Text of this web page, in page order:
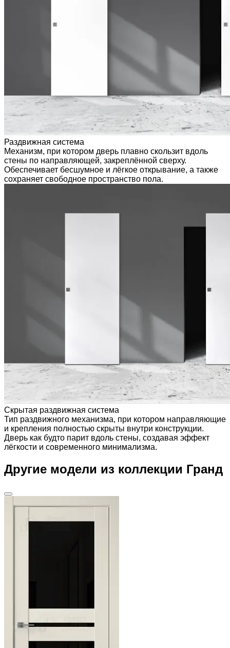
Раздвижная система
Механизм, при котором дверь плавно скользит вдоль
стены по направляющей, закреплённой сверху.
Обеспечивает бесшумное и лёгкое открывание, а также
сохраняет свободное пространство пола.
Скрытая раздвижная система
Тип раздвижного механизма, при котором направляющие
и крепления полностью скрыты внутри конструкции.
Дверь как будто парит вдоль стены, создавая эффект
лёгкости и современного минимализма.
Другие модели из коллекции Гранд